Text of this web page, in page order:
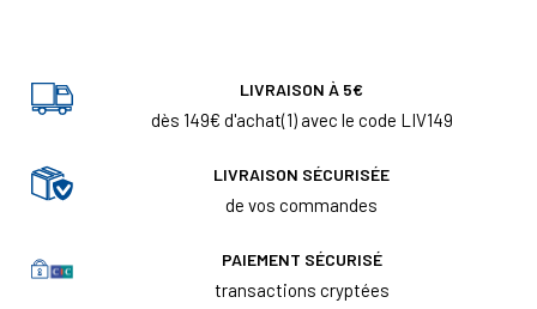
LIVRAISON À 5€
dès 149€ d'achat(1) avec le code LIV149
LIVRAISON SÉCURISÉE
de vos commandes
PAIEMENT SÉCURISÉ
transactions cryptées